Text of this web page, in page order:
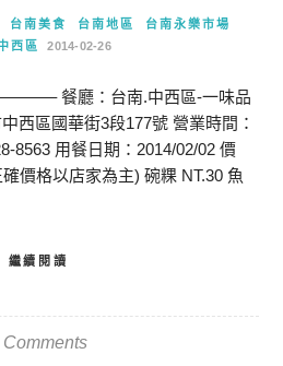
台南美食 台南地區
台南永樂市場
西區
2014-02-26
餐廳：台南.中西區-一味品
西區國華街3段177號 營業時間：
8563 用餐日期：2014/02/02 價
價格以店家為主) 碗粿 NT.30 魚
繼續閱讀